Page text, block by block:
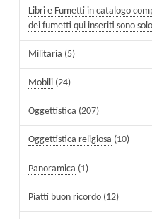
Libri e Fumetti in catalogo
dei fumetti qui inseriti sono
Militaria (5)
Mobili (24)
Oggettistica (207)
Oggettistica religiosa (10)
Panoramica (1)
Piatti buon ricordo (12)